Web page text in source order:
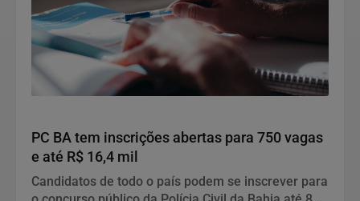
PC BA tem inscrições abertas para 750 vagas
e até R$ 16,4 mil
Candidatos de todo o país podem se inscrever para